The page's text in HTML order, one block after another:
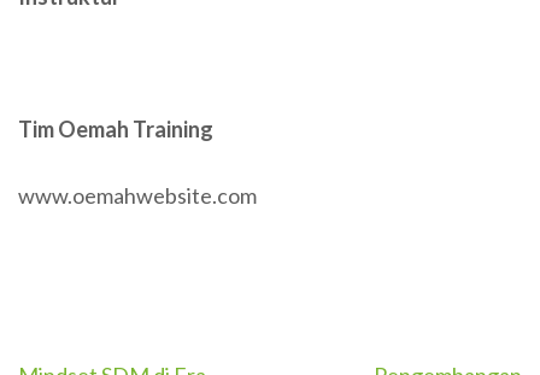
Tim Oemah Training
www.oemahwebsite.com